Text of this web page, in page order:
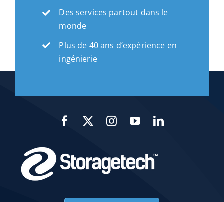
Des services partout dans le
monde
Plus de 40 ans d’expérience en
ingénierie